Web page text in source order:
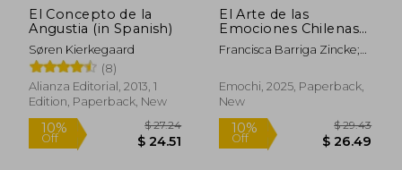
El Concepto de la
Angustia (in Spanish)
Søren Kierkegaard
(8)
Alianza Editorial, 2013, 1
Edition, Paperback, New
El Arte de las
Emociones Chilenas
(versión mini) (in
Spanish)
Francisca Barriga Zincke;
Emochi, 2025, Paperback,
New